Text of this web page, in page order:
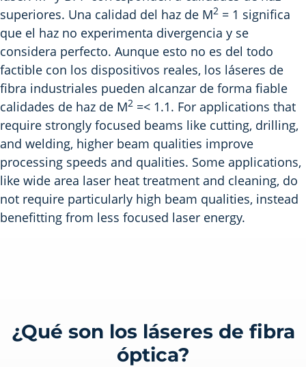
superiores. Una calidad del haz de M2 = 1 significa
que el haz no experimenta divergencia y se
considera perfecto. Aunque esto no es del todo
factible con los dispositivos reales, los láseres de
fibra industriales pueden alcanzar de forma fiable
calidades de haz de M2 =< 1.1. For applications that
require strongly focused beams like cutting, drilling,
and welding, higher beam qualities improve
processing speeds and qualities. Some applications,
like wide area laser heat treatment and cleaning, do
not require particularly high beam qualities, instead
benefitting from less focused laser energy.
¿Qué son los láseres de fibra
óptica?